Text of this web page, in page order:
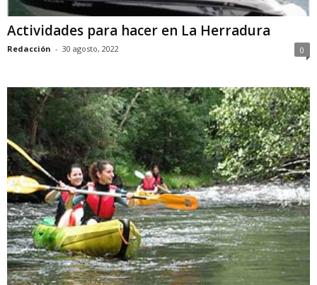
Actividades para hacer en La Herradura
Redacción - 30 agosto, 2022 0